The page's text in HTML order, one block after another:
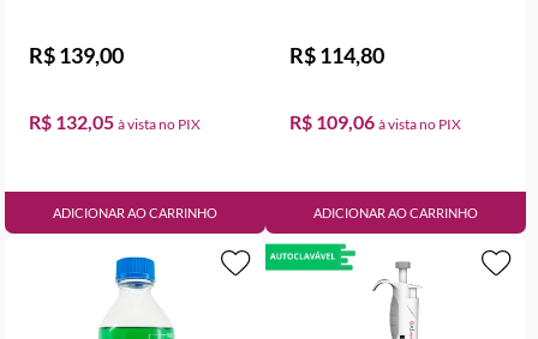
R$ 132,05
R$ 139,00
ADICIONAR AO CARRINHO
R$ 109,06
R$ 114,80
ADICIONAR AO CARRINHO